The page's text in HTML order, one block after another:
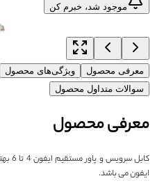
موجود شد، خبرم کن
معرفی محصول ویژگی‌های محصول
سوالات متداول محصول
معرفی محصول
ایفون می باشد.